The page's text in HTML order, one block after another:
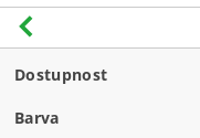
Dostupnost
Barva